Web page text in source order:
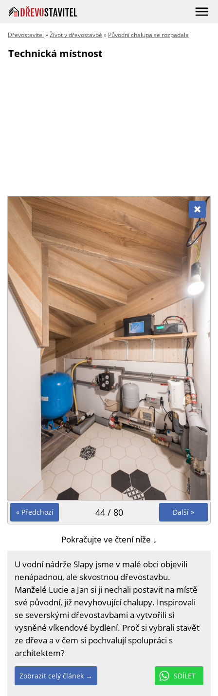
Dřevostavitel »Život v dřevostavbě » Původní chalupa se rozpadala
Technická místnost
« Předchozí Další »
44 / 80
Pokračujte ve čtení níže ↓
U vodní nádrže Slapy jsme v malé obci objevili
nenápadnou, ale skvostnou dřevostavbu.
Manželé Lucie a Jan si ji nechali postavit na místě
své původní, již nevyhovující chalupy. Inspirovali
se severskými dřevostavbami a vytvořili si
vysněné víkendové bydlení. Proč si vybrali stavět
ze dřeva a v čem si pochvalují spolupráci s
architektem?
SDÍLET
Zobrazit celý článek →